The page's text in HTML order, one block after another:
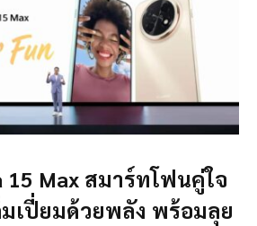
15 Max สมาร์ทโฟนคู่ใจ
เปี่ยมด้วยพลัง พร้อมลุย